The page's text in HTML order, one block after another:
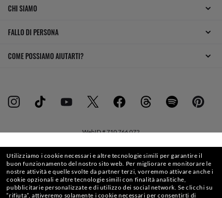
SELEZIONA O DIGITA IL TUO NEGOZIO
CHI SIAMO
FALLO DI PERSONA
COME POSSIAMO AIUTARTI?
WebID #710 766 072
AVVERTENZE E INFORMAZIONI DI SICUREZZA SUI PRODOTTI
Utilizziamo i cookie necessari e altre tecnologie simili per garantire il
buon funzionamento del nostro sito web. Per migliorare e monitorare le
nostre attività e quelle svolte da partner terzi, vorremmo attivare anche i
cookie opzionali e altre tecnologie simili con finalità analitiche,
pubblicitarie personalizzate e di utilizzo dei social network. Se clicchi su
“rifiuta”, attiveremo solamente i cookie necessari per consentirti di